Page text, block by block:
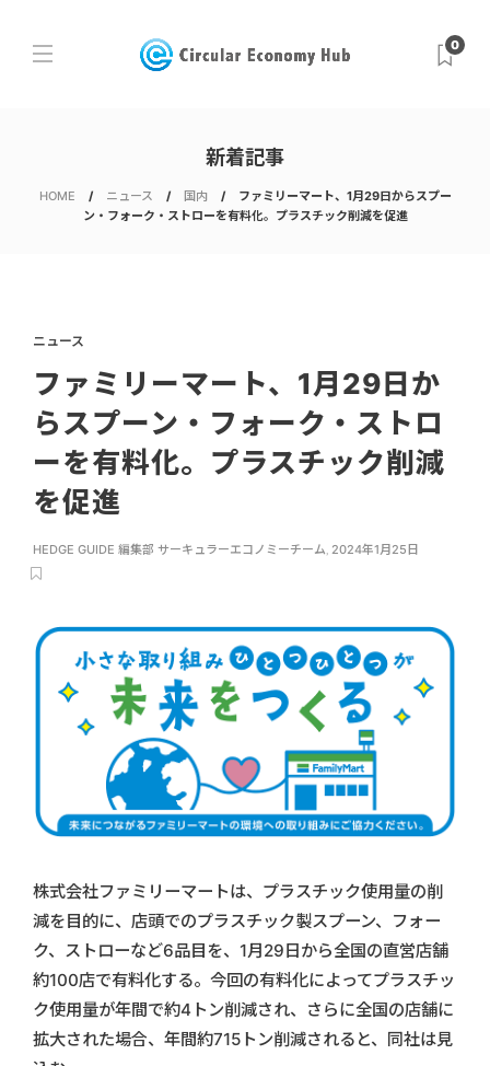
0
新着記事
HOME ニュース 国内
ファミリーマート、1月29日からスプー
ン・フォーク・ストローを有料化。プラスチック削減を促進
ニュース
ファミリーマート、1月29日か
らスプーン・フォーク・ストロ
ーを有料化。プラスチック削減
を促進
HEDGE GUIDE 編集部 サーキュラーエコノミーチーム, 2024年1月25日
株式会社ファミリーマートは、プラスチック使用量の削
減を目的に、店頭でのプラスチック製スプーン、フォー
ク、ストローなど6品目を、1月29日から全国の直営店舗
約100店で有料化する。今回の有料化によってプラスチッ
ク使用量が年間で約4トン削減され、さらに全国の店舗に
拡大された場合、年間約715トン削減されると、同社は見